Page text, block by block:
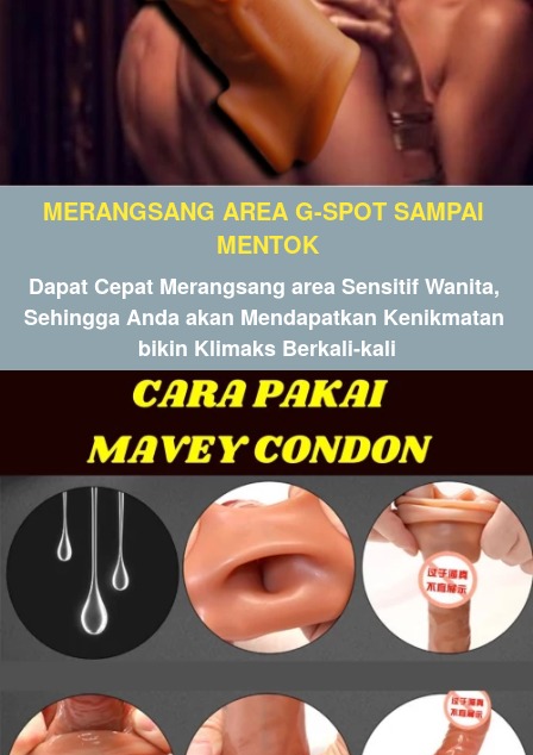
MERANGSANG AREA G-SPOT SAMPAI
MENTOK
Dapat Cepat Merangsang area Sensitif Wanita,
Sehingga Anda akan Mendapatkan Kenikmatan
bikin Klimaks Berkali-kali